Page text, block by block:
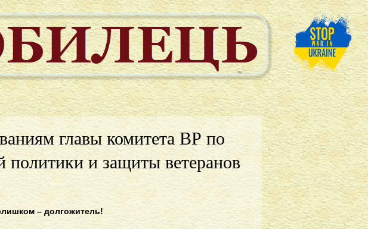
главы комитета ВР по
политики и защиты ветеранов
– долгожитель!